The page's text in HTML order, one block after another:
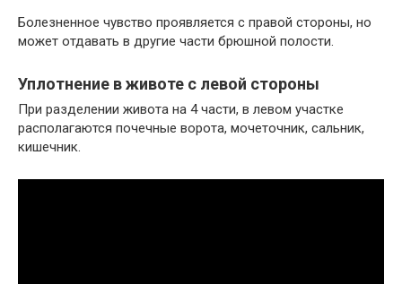
Болезненное чувство проявляется с правой стороны, но
может отдавать в другие части брюшной полости.
Уплотнение в животе с левой стороны
При разделении живота на 4 части, в левом участке
располагаются почечные ворота, мочеточник, сальник,
кишечник.